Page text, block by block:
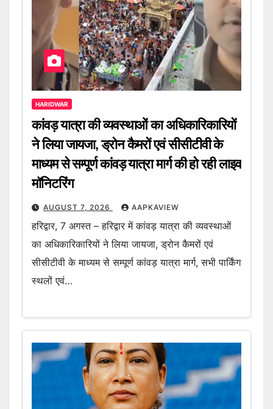
HARIDWAR
कांवड़ यात्रा की व्यवस्थाओं का अधिकारिकारियों
ने लिया जायजा, ड्रोन कैमरों एवं सीसीटीवी के
माध्यम से सम्पूर्ण कांवड़ यात्रा मार्ग की हो रही लाइव
मॉनिटरिंग
AUGUST 7, 2026 AAPKAVIEW
हरिद्वार, 7 अगस्त – हरिद्वार में कांवड़ यात्रा की व्यवस्थाओं
का अधिकारिकारियों ने लिया जायजा, ड्रोन कैमरों एवं
सीसीटीवी के माध्यम से सम्पूर्ण कांवड़ यात्रा मार्ग, सभी पार्किंग
स्थलों एवं…